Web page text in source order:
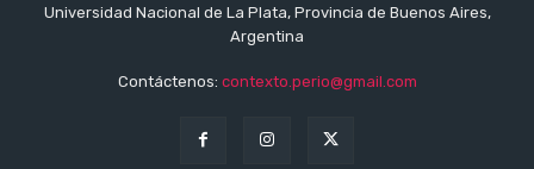
Universidad Nacional de La Plata, Provincia de Buenos Aires,
Argentina
Contáctenos: contexto.perio@gmail.com